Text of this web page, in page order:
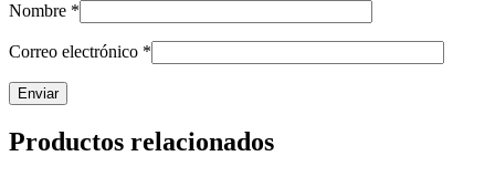
Nombre *
Correo electrónico *
Productos relacionados